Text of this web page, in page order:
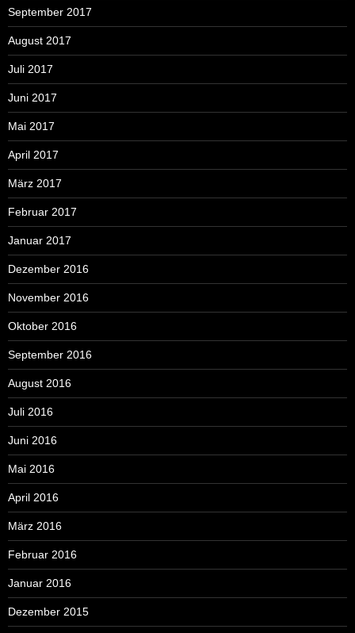
September 2017
August 2017
Juli 2017
Juni 2017
Mai 2017
April 2017
März 2017
Februar 2017
Januar 2017
Dezember 2016
November 2016
Oktober 2016
September 2016
August 2016
Juli 2016
Juni 2016
Mai 2016
April 2016
März 2016
Februar 2016
Januar 2016
Dezember 2015